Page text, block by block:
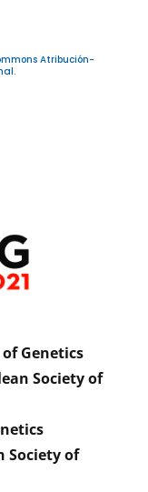
Atribución-
.
Genetics
Society of
Society of